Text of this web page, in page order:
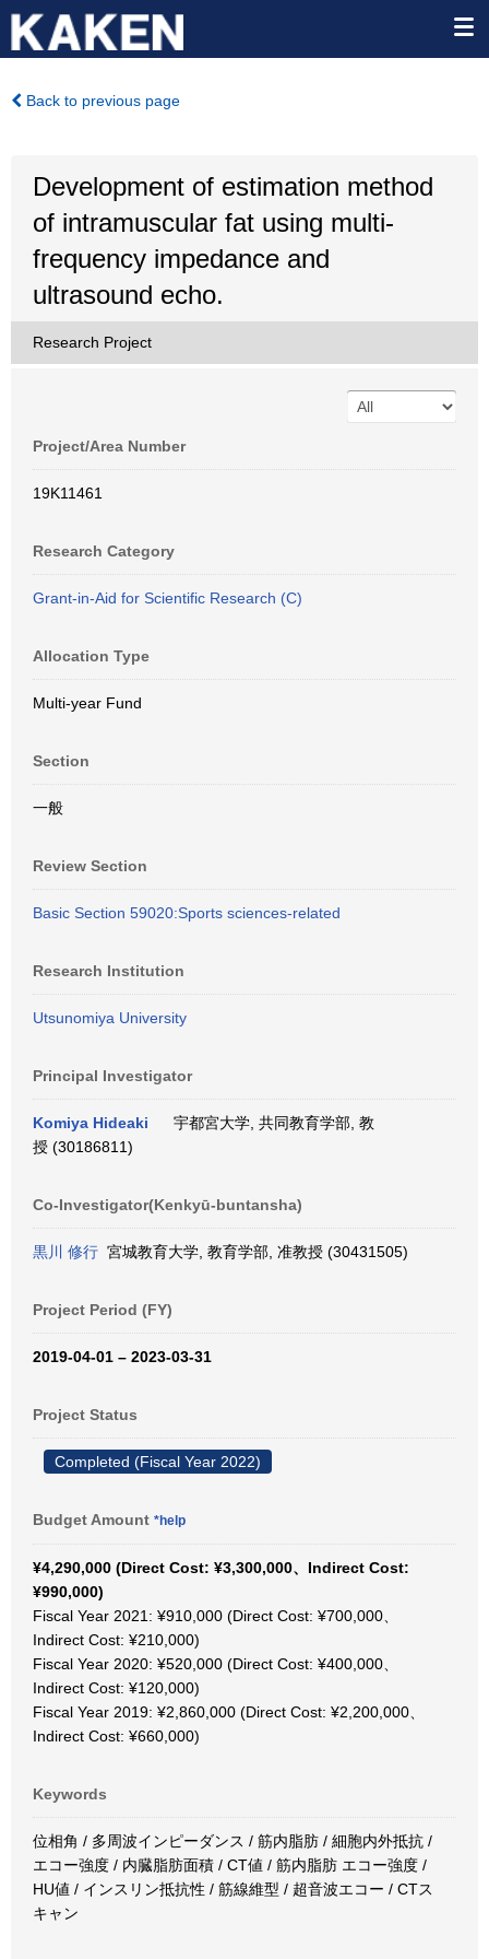
Back to previous page
Development of estimation method
of intramuscular fat using multi-
frequency impedance and
ultrasound echo.
Research Project
Project/Area Number
19K11461
Research Category
Grant-in-Aid for Scientific Research (C)
Allocation Type
Multi-year Fund
Section
一般
Review Section
Basic Section 59020:Sports sciences-related
Research Institution
Utsunomiya University
Principal Investigator
Komiya Hideaki
宇都宮大学, 共同教育学部, 教
授 (30186811)
Co-Investigator(Kenkyū-buntansha)
黒川 修行 宮城教育大学, 教育学部, 准教授 (30431505)
Project Period (FY)
2019-04-01 – 2023-03-31
Project Status
Completed (Fiscal Year 2022)
Budget Amount *help
¥4,290,000 (Direct Cost: ¥3,300,000、Indirect Cost:
¥990,000)
Fiscal Year 2021: ¥910,000 (Direct Cost: ¥700,000、
Indirect Cost: ¥210,000)
Fiscal Year 2020: ¥520,000 (Direct Cost: ¥400,000、
Indirect Cost: ¥120,000)
Fiscal Year 2019: ¥2,860,000 (Direct Cost: ¥2,200,000、
Indirect Cost: ¥660,000)
Keywords
位相角 / 多周波インピーダンス / 筋内脂肪 / 細胞内外抵抗 /
エコー強度 / 内臓脂肪面積 / CT値 / 筋内脂肪 エコー強度 /
HU値 / インスリン抵抗性 / 筋線維型 / 超音波エコー / CTス
キャン